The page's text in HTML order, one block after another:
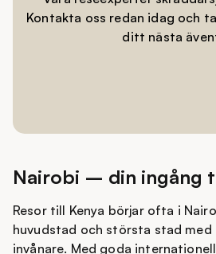
Kontakta oss redan idag och
ditt nästa
Nairobi – din ingång
Resor till Kenya börjar ofta i
huvudstad och största stad med
invånare. Med goda